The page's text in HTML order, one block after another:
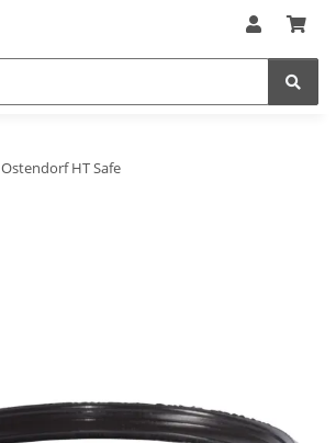
Ostendorf HT Safe